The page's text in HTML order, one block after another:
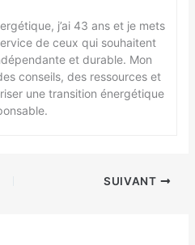
j’ai 43 ans et je mets
de ceux qui souhaitent
et durable. Mon
conseils, des ressources et
une transition énergétique
SUIVANT